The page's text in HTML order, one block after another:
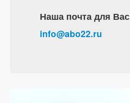
Наша почта для Вас
info@abo22.ru